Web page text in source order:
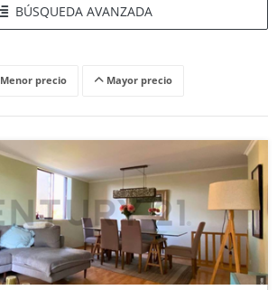
BÚSQUEDA AVANZADA
Menor precio Mayor precio